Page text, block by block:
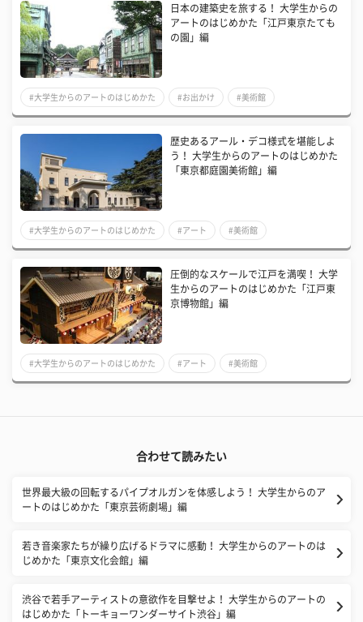
日本の建築史を旅する！ 大学生からの
アートのはじめかた「江戸東京たても
の園」編
#大学生からのアートのはじめかた #お出かけ #美術館
歴史あるアール・デコ様式を堪能しよ
う！ 大学生からのアートのはじめかた
「東京都庭園美術館」編
#大学生からのアートのはじめかた #アート #美術館
圧倒的なスケールで江戸を満喫！ 大学
生からのアートのはじめかた「江戸東
京博物館」編
#大学生からのアートのはじめかた #アート #美術館
合わせて読みたい
世界最大級の回転するパイプオルガンを体感しよう！ 大学生からのア
ートのはじめかた「東京芸術劇場」編
若き音楽家たちが繰り広げるドラマに感動！ 大学生からのアートのは
じめかた「東京文化会館」編
​渋谷で若手アーティストの意欲作を目撃せよ！ 大学生からのアートの
はじめかた「トーキョーワンダーサイト渋谷」編